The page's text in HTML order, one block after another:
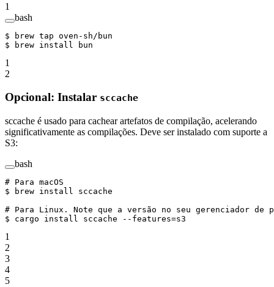
1
bash
$ brew tap oven-sh/bun
$
brew install bun
1
2
Opcional: Instalar sccache
sccache é usado para cachear artefatos de compilação, acelerando
significativamente as compilações. Deve ser instalado com suporte a
S3:
bash
# Para macOS
$
brew install sccache
# Para Linux. Note que a versão no seu gerenciador de
$ cargo install sccache --features=s3
1
2
3
4
5